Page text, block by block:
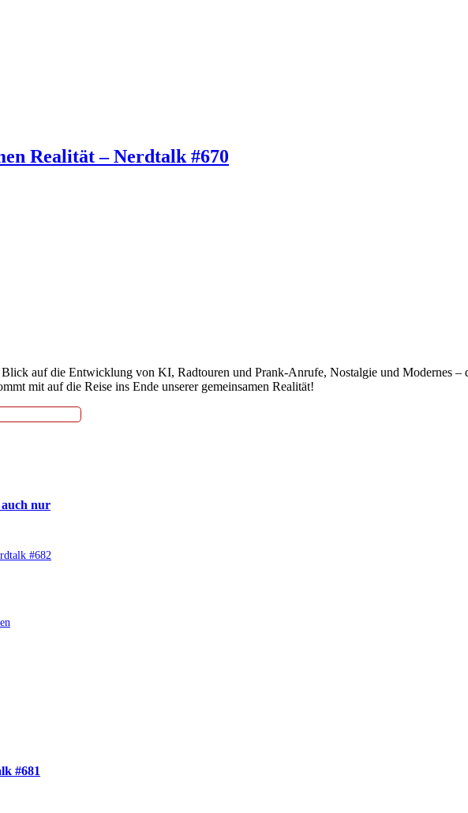
Realität – Nerdtalk #670
auf die Entwicklung von KI, Radtouren und Prank-Anrufe, Nostalgie und Modernes –
mit auf die Reise ins Ende unserer gemeinsamen Realität!
nur
#682
#681